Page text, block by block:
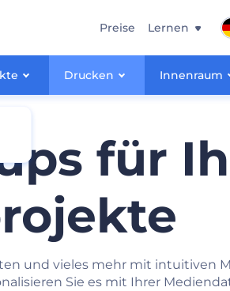
Drucken Innenraum
Preise Lernen
für
und vieles mehr mit intuitiven
Sie es mit Ihrer